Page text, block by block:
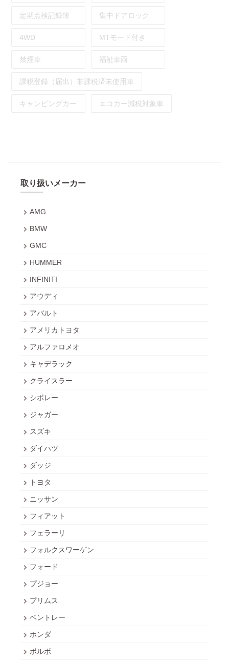
定期点検記録簿 集中ドアロック
4WD MTモード付き
禁煙車 福祉車両
課税登録（届出）非課税済未使用車
キャンピングカー エコカー減税対象車
取り扱いメーカー
AMG
BMW
GMC
HUMMER
INFINITI
アウディ
アバルト
アメリカトヨタ
アルファロメオ
キャデラック
クライスラー
シボレー
ジャガー
スズキ
ダイハツ
ダッジ
トヨタ
ニッサン
フィアット
フェラーリ
フォルクスワーゲン
フォード
プジョー
プリムス
ベントレー
ホンダ
ボルボ